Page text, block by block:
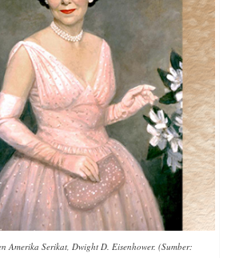
Amerika Serikat, Dwight D. Eisenhower. (Sumber: